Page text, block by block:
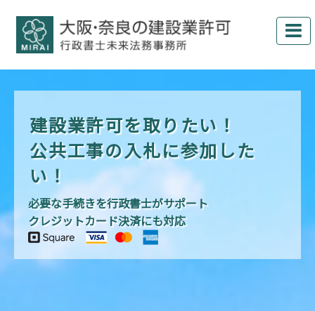
建設業許可を取りたい！
公共工事の入札に参加した
い！
必要な手続きを行政書士がサポート
クレジットカード決済にも対応